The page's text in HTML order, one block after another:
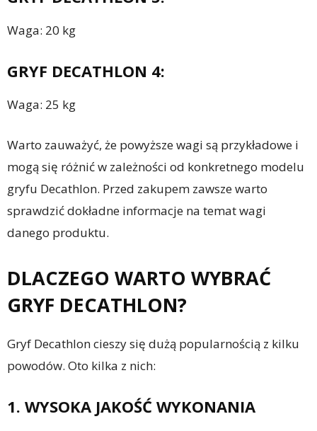
Waga: 20 kg
GRYF DECATHLON 4:
Waga: 25 kg
Warto zauważyć, że powyższe wagi są przykładowe i
mogą się różnić w zależności od konkretnego modelu
gryfu Decathlon. Przed zakupem zawsze warto
sprawdzić dokładne informacje na temat wagi
danego produktu.
DLACZEGO WARTO WYBRAĆ
GRYF DECATHLON?
Gryf Decathlon cieszy się dużą popularnością z kilku
powodów. Oto kilka z nich:
1. WYSOKA JAKOŚĆ WYKONANIA